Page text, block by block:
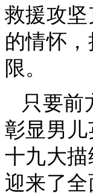
救援攻
的情怀
限。
只要前
彰显男
十九大
迎来了